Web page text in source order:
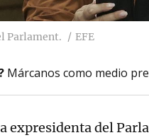
Parlament. EFE
Márcanos como medio
a expresidenta del